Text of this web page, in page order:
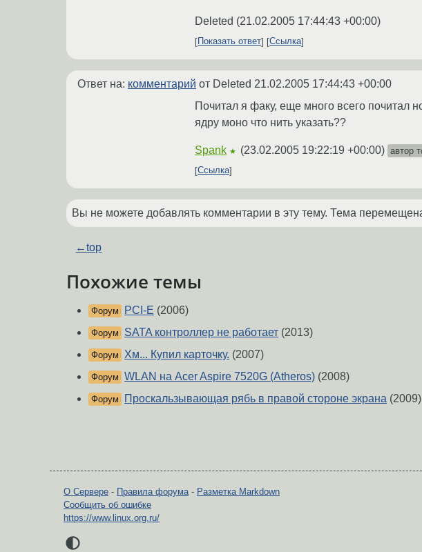
Deleted (21.02.2005 17:44:43 +00:00)
Показать ответ Ссылка
Ответ на: комментарий от Deleted 21.02.2005 17:44:43 +00:00
Почитал я факу, еще много всего почитал
ядру моно что нить указать??
Spank ★ (23.02.2005 19:22:19 +00:00) автор
Ссылка
Вы не можете добавлять комментарии в эту тему. Тема
←top
Похожие темы
Форум PCI-E (2006)
Форум SATA контроллер не работает (2013)
Форум Хм... Купил карточку. (2007)
Форум WLAN на Acer Aspire 7520G (Atheros) (2008)
Форум Проскальзывающая рябь в правой стороне экрана (2009)
О Сервере - Правила форума- Разметка Markdown
Сообщить об ошибке
https://www.linux.org.ru/